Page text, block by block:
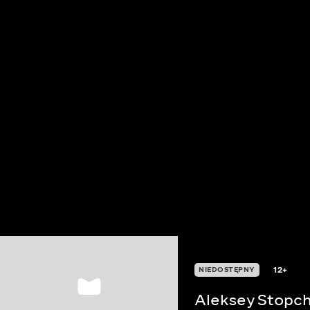
NIEDOSTĘPNY 12+
Aleksey